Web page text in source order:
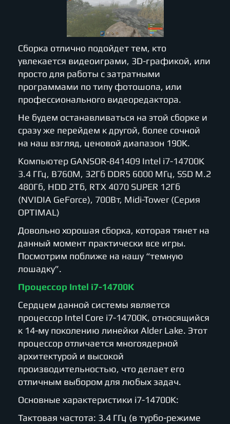
Сборка отлично подойдет тем, кто
увлекается видеоиграми, 3D-графикой, или
просто для работы с затратными
программами по типу фотошопа, или
профессионального видеоредактора.
Не будем останавливаться на этой сборке и
сразу же перейдем к другой, более сочной
на наш взгляд, ценовой диапазон 190К.
Компьютер GANSOR-841409 Intel i7-14700K
3.4 ГГц, B760M, 32Гб DDR5 6000 МГц, SSD M.2
480Гб, HDD 2Тб, RTX 4070 SUPER 12Гб
(NVIDIA GeForce), 700Вт, Midi-Tower (Серия
OPTIMAL)
Довольно хорошая сборка, которая тянет на
данный момент практически все игры.
Посмотрим поближе на нашу “темную
лошадку”.
Процессор Intel i7-14700K
Сердцем данной системы является
процессор Intel Core i7-14700K, относящийся
к 14-му поколению линейки Alder Lake. Этот
процессор отличается многоядерной
архитектурой и высокой
производительностью, что делает его
отличным выбором для любых задач.
Основные характеристики i7-14700K:
Тактовая частота: 3.4 ГГц (в турбо-режиме